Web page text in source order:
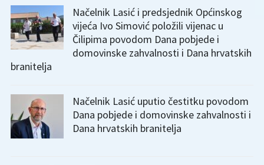
Načelnik Lasić i predsjednik Općinskog
vijeća Ivo Simović položili vijenac u
Čilipima povodom Dana pobjede i
domovinske zahvalnosti i Dana hrvatskih
branitelja
Načelnik Lasić uputio čestitku povodom
Dana pobjede i domovinske zahvalnosti i
Dana hrvatskih branitelja